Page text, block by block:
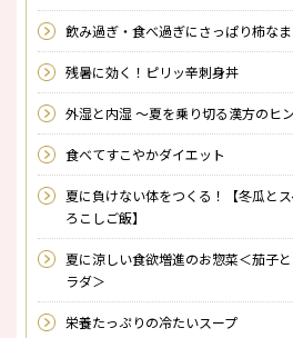
飲み過ぎ・食べ過ぎにさっぱり柿な
残暑に効く！ピリッ辛刺身丼
外湿と内湿 〜夏を乗り切る漢方のヒ
食べてすこやかダイエット
夏に負けない体をつくる！【冬瓜と
ろこしご飯】
夏に涼しい食欲増進のお惣菜＜茄子
ラダ＞
栄養たっぷりの冷たいスープ